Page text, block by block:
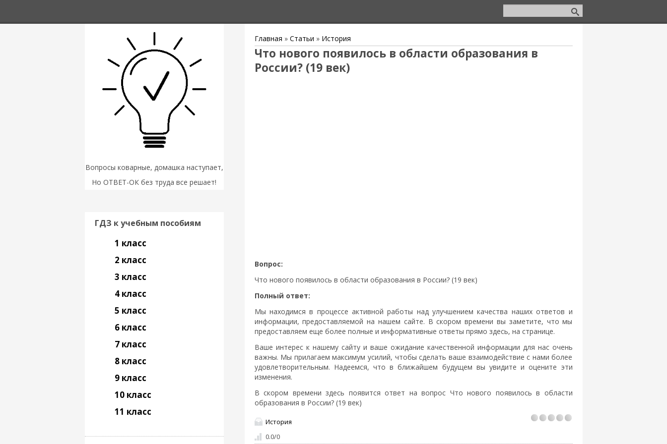
Вопросы коварные, домашка наступает,
Но ОТВЕТ-ОК без труда все решает!
Главная » Статьи » История
Что нового появилось в области образования в
России? (19 век)
Вопрос:
Что нового появилось в области образования в России? (19 век)
Полный ответ:
Мы находимся в процессе активной работы над улучшением качества наших ответов и
информации, предоставляемой на нашем сайте. В скором времени вы заметите, что мы
предоставляем еще более полные и информативные ответы прямо здесь, на странице.
Ваше интерес к нашему сайту и ваше ожидание качественной информации для нас очень
важны. Мы прилагаем максимум усилий, чтобы сделать ваше взаимодействие с нами более
удовлетворительным. Надеемся, что в ближайшем будущем вы увидите и оцените эти
изменения.
В скором времени здесь появится ответ на вопрос Что нового появилось в области
образования в России? (19 век)
История
0.0/0
ГДЗ к учебным пособиям
1 класс
2 класс
3 класс
4 класс
5 класс
6 класс
7 класс
8 класс
9 класс
10 класс
11 класс